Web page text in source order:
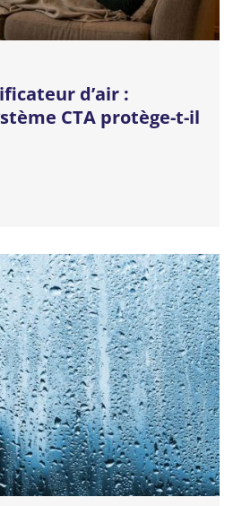
d’air :
CTA protège-t-il